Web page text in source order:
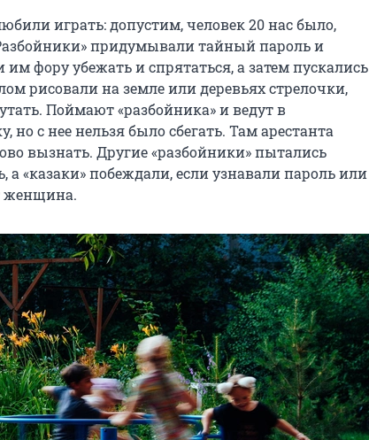
играть: допустим, человек 20 нас было,
придумывали тайный пароль и
им фору убежать и спрятаться, а затем пускались
рисовали на земле или деревьях стрелочки,
Поймают «разбойника» и ведут в
с нее нельзя было сбегать. Там арестанта
вызнать. Другие «разбойники» пытались
«казаки» побеждали, если узнавали пароль или
женщина.